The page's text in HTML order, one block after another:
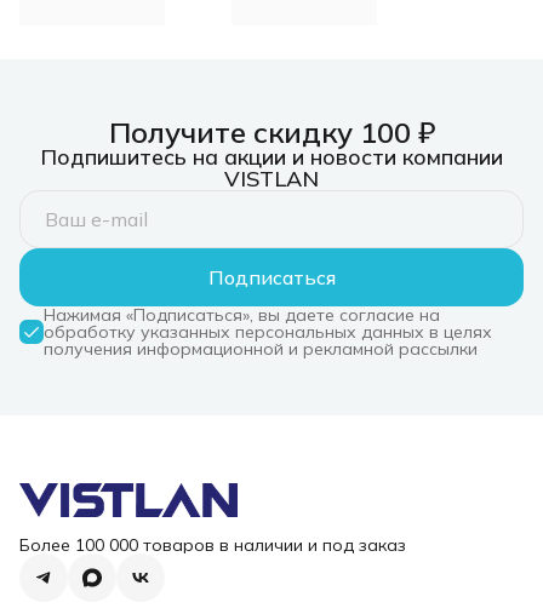
Получите скидку 100 ₽
Подпишитесь на акции и новости компании
VISTLAN
Подписаться
Нажимая «Подписаться», вы даете согласие на
обработку указанных персональных данных в целях
получения информационной и рекламной рассылки
Более 100 000 товаров в наличии и под заказ